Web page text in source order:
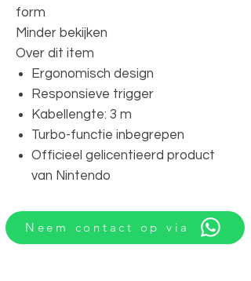
form
Minder bekijken
Over dit item
Ergonomisch design
Responsieve trigger
Kabellengte: 3 m
Turbo-functie inbegrepen
Officieel gelicentieerd product
van Nintendo
Neem contact op via